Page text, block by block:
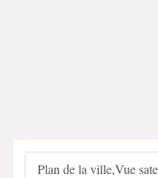
Plan de la ville,Vue